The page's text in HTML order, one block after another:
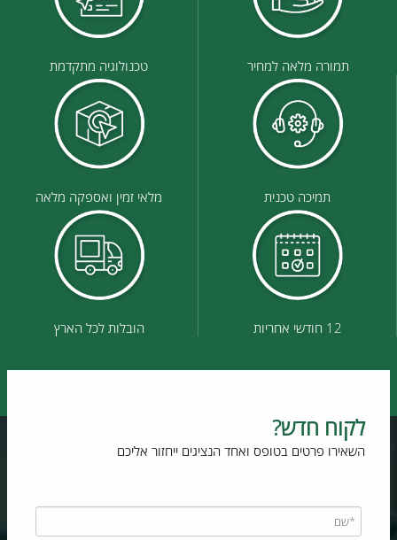
תמורה מלאה למחיר טכנולוגיה מתקדמת
תמיכה טכנית מלאי זמין ואספקה מלאה
12 חודשי אחריות הובלות לכל הארץ
לקוח חדש?
השאירו פרטים בטופס ואחד הנציגים ייחזור אליכם